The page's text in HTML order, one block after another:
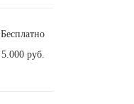
Бесплатно
5.000 руб.